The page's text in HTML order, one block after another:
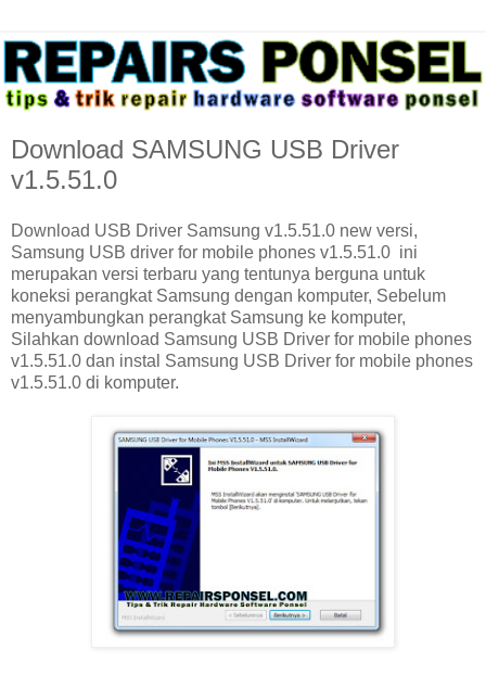
Download SAMSUNG USB Driver
v1.5.51.0
Download USB Driver Samsung v1.5.51.0 new versi,
Samsung USB driver for mobile phones v1.5.51.0 ini
merupakan versi terbaru yang tentunya berguna untuk
koneksi perangkat Samsung dengan komputer, Sebelum
menyambungkan perangkat Samsung ke komputer,
Silahkan download Samsung USB Driver for mobile phones
v1.5.51.0 dan instal Samsung USB Driver for mobile phones
v1.5.51.0 di komputer.